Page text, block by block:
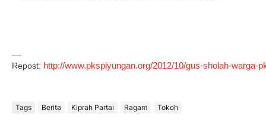
Repost: http://www.pkspiyungan.org/2012/10/gus-sholah-warga-
Tags Berita Kiprah Partai Ragam Tokoh